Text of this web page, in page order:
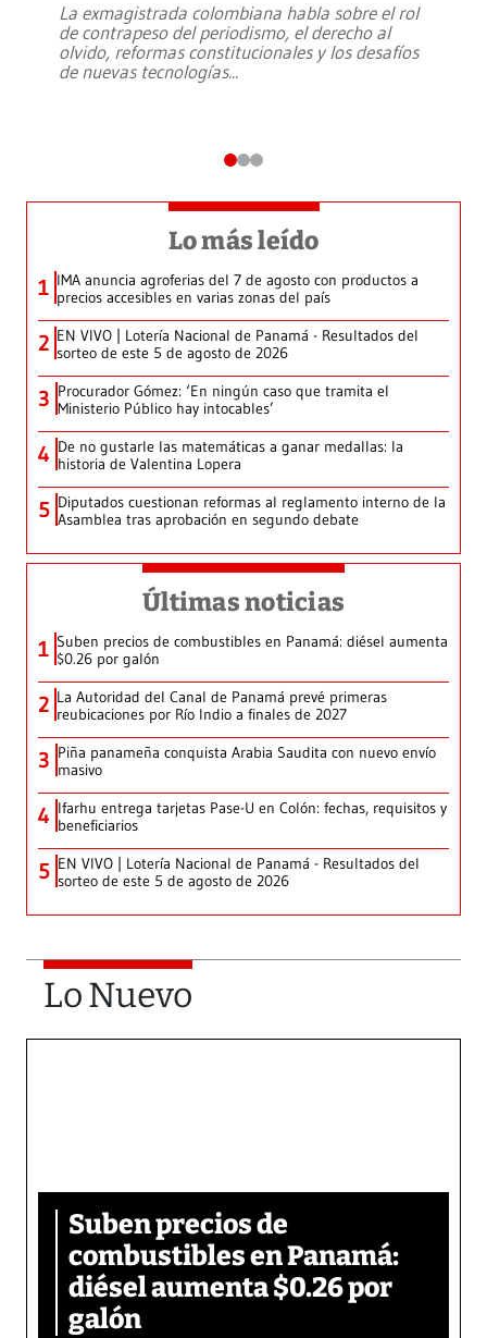
La exmagistrada colombiana habla sobre el rol
de contrapeso del periodismo, el derecho al
olvido, reformas constitucionales y los desafíos
de nuevas tecnologías...
Lo más leído
1 IMA anuncia agroferias del 7 de agosto con productos a
precios accesibles en varias zonas del país
2 EN VIVO | Lotería Nacional de Panamá - Resultados del
sorteo de este 5 de agosto de 2026
3 Procurador Gómez: ‘En ningún caso que tramita el
Ministerio Público hay intocables’
4 De no gustarle las matemáticas a ganar medallas: la
historia de Valentina Lopera
5 Diputados cuestionan reformas al reglamento interno de la
Asamblea tras aprobación en segundo debate
Últimas noticias
1 Suben precios de combustibles en Panamá: diésel aumenta
$0.26 por galón
2 La Autoridad del Canal de Panamá prevé primeras
reubicaciones por Río Indio a finales de 2027
3 Piña panameña conquista Arabia Saudita con nuevo envío
masivo
4 Ifarhu entrega tarjetas Pase-U en Colón: fechas, requisitos y
beneficiarios
5 EN VIVO | Lotería Nacional de Panamá - Resultados del
sorteo de este 5 de agosto de 2026
Lo Nuevo
Suben precios de
combustibles en Panamá:
diésel aumenta $0.26 por
galón